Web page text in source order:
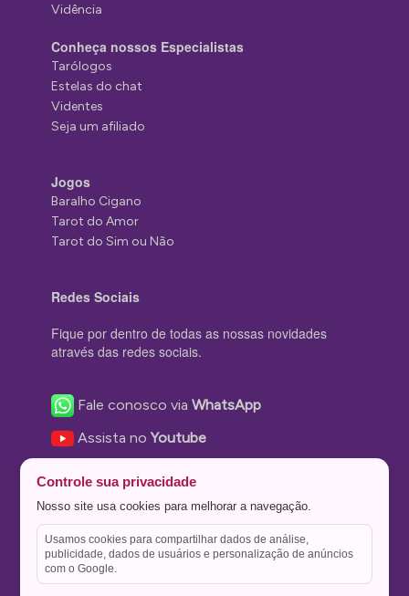
Vidência
Conheça nossos Especialistas
Tarólogos
Estelas do chat
Videntes
Seja um afiliado
Jogos
Baralho Cigano
Tarot do Amor
Tarot do Sim ou Não
Redes Sociais
Fique por dentro de todas as nossas novidades
através das redes sociais.
Fale conosco viaWhatsApp
Assista noYoutube
Nos siga no Instagram
Nos siga noTwitter
Salve no
Controle sua privacidade
Nosso site usa cookies para melhorar a navegação.
Usamos cookies para compartilhar dados de análise,
publicidade, dados de usuários e personalização de anúncios
com o Google.